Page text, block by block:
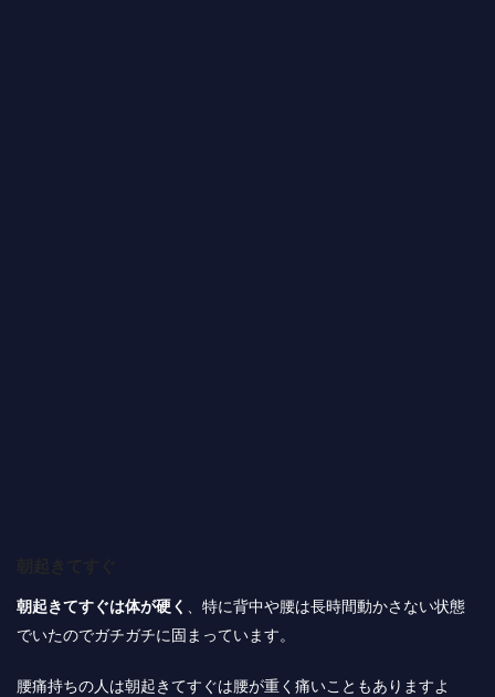
朝起きてすぐは体が硬く
、特に背中や腰は長時間動かさない状態
でいたのでガチガチに固まっています。
腰痛持ちの人は朝起きてすぐは腰が重く痛いこともありますよ